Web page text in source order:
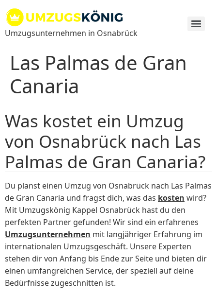
Inhalt
springen
Umzugsunternehmen in Osnabrück
Las Palmas de Gran
Canaria
Was kostet ein Umzug
von Osnabrück nach Las
Palmas de Gran Canaria?
Du planst einen Umzug von Osnabrück nach Las Palmas
de Gran Canaria und fragst dich, was das kosten wird?
Mit Umzugskönig Kappel Osnabrück hast du den
perfekten Partner gefunden! Wir sind ein erfahrenes
Umzugsunternehmen mit langjähriger Erfahrung im
internationalen Umzugsgeschäft. Unsere Experten
stehen dir von Anfang bis Ende zur Seite und bieten dir
einen umfangreichen Service, der speziell auf deine
Bedürfnisse zugeschnitten ist.